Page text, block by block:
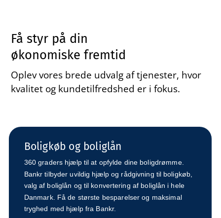
Få styr på din
økonomiske fremtid
Oplev vores brede udvalg af tjenester, hvor
kvalitet og kundetilfredshed er i fokus.
Boligkøb og boliglån
360 graders hjælp til at opfylde dine boligdrømme.
Bankr tilbyder uvildig hjælp og rådgivning til boligkøb,
valg af boliglån og til konvertering af boliglån i hele
Danmark. Få de største besparelser og maksimal
tryghed med hjælp fra Bankr.